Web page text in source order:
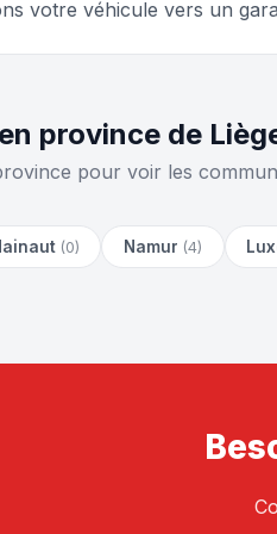
votre véhicule vers un
province de
pour voir les
(0) Namur (4)